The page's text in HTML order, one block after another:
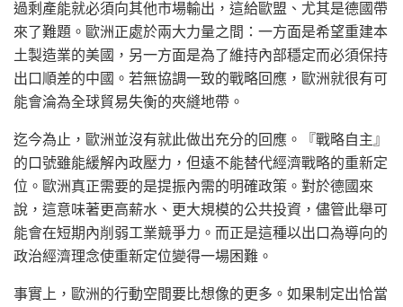
過剩產能就必須向其他市場輸出，這給歐盟、尤其是德國帶
來了難題。歐洲正處於兩大力量之間：一方面是希望重建本
土製造業的美國，另一方面是為了維持內部穩定而必須保持
出口順差的中國。若無協調一致的戰略回應，歐洲就很有可
能會淪為全球貿易失衡的夾縫地帶。
迄今為止，歐洲並沒有就此做出充分的回應。『戰略自主』
的口號雖能緩解內政壓力，但遠不能替代經濟戰略的重新定
位。歐洲真正需要的是提振內需的明確政策。對於德國來
說，這意味著更高薪水、更大規模的公共投資，儘管此舉可
能會在短期內削弱工業競爭力。而正是這種以出口為導向的
政治經濟理念使重新定位變得一場困難。
事實上，歐洲的行動空間要比想像的更多。如果制定出恰當